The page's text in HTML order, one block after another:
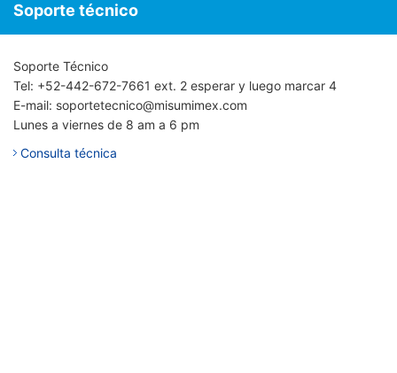
Soporte técnico
Soporte Técnico
Tel: +52-442-672-7661 ext. 2 esperar y luego marcar 4
E-mail: soportetecnico@misumimex.com
Lunes a viernes de 8 am a 6 pm
Consulta técnica